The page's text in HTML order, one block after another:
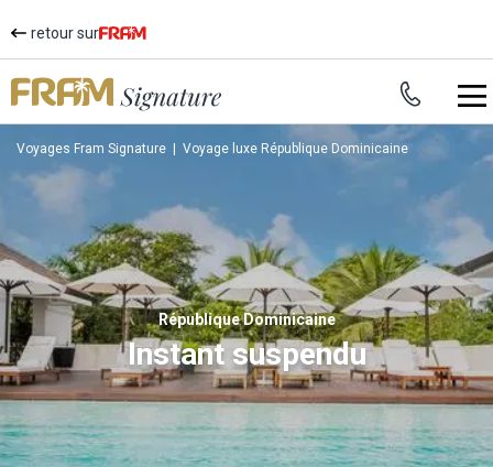
retour sur
Voyages Fram Signature Voyage luxe République Dominicaine
République Dominicaine
Instant suspendu